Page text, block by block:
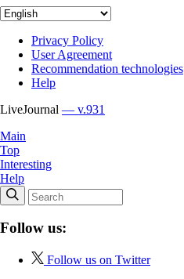
Privacy Policy
User Agreement
Recommendation technologies
Help
LiveJournal — v.931
Main
Top
Interesting
Help
Follow us:
Follow us on Twitter